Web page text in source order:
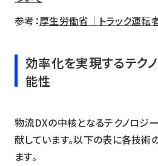
参考：厚生労働省｜トラック運転
効率化を実現するテク
能性
物流DXの中核となるテクノロジ
献しています。以下の表に各技
ます。